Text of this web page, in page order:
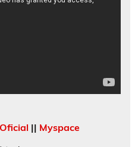
|| Myspace